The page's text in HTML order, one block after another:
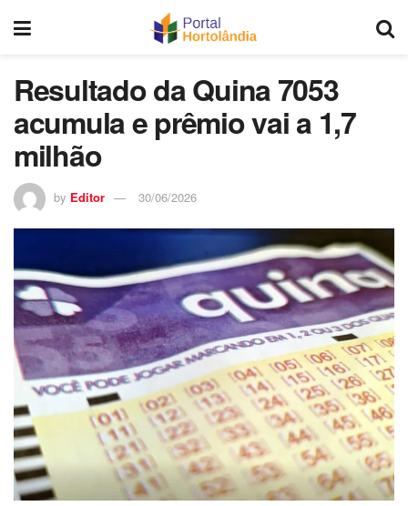
Resultado da Quina 7053
acumula e prêmio vai a 1,7
milhão
by Editor 30/06/2026